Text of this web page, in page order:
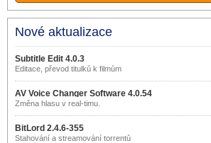
Nové aktualizace
Subtitle Edit 4.0.3
Editace, převod titulků k filmům
AV Voice Changer Software 4.0.54
Změna hlasu v real-timu.
BitLord 2.4.6-355
Stahování a streamování torrentů